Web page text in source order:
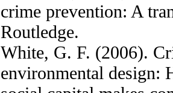
crime prevention: A
Routledge.
White, G. F. (2006).
environmental design: